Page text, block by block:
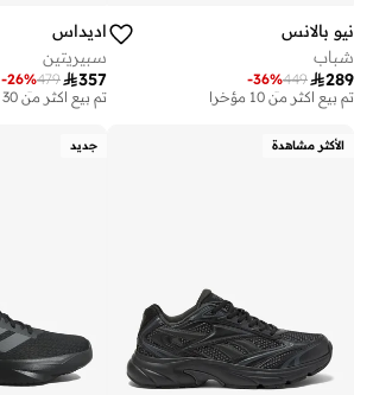
نيو بالانس
شباب
289
449
-36%
توصيل مجاني
تم بيع أكثر من 10 مؤخرا
تم بيع أكثر من 10 مؤخرا
اديداس
سبيريتين
357
479
-26%
توصيل مجاني
تم بيع أكثر من 30 مؤخرا
الأكثر مشاهدة جديد